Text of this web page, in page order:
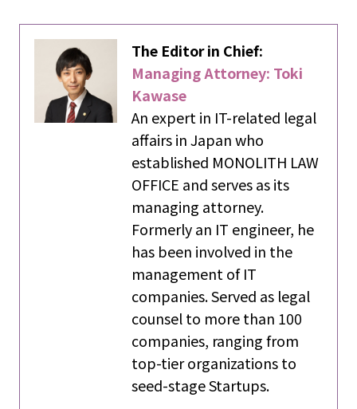
The Editor in Chief:
Managing Attorney: Toki
Kawase
An expert in IT-related legal
affairs in Japan who
established MONOLITH LAW
OFFICE and serves as its
managing attorney.
Formerly an IT engineer, he
has been involved in the
management of IT
companies. Served as legal
counsel to more than 100
companies, ranging from
top-tier organizations to
seed-stage Startups.